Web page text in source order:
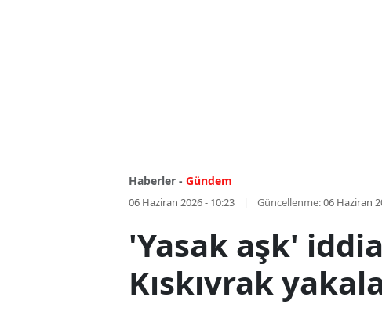
Haberler - Gündem
06 Haziran 2026 - 10:23 Güncellenme:06 Haziran
'Yasak aşk'
Kıskıvrak